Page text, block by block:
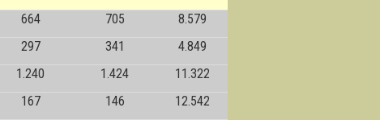
664 705
8.579
297 341
4.849
1.240 1.424
11.322
167 146
12.542